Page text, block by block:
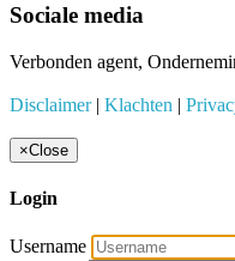
Sociale media
Verbonden agent,
Disclaimer| Klachten |
×Close
Login
Username